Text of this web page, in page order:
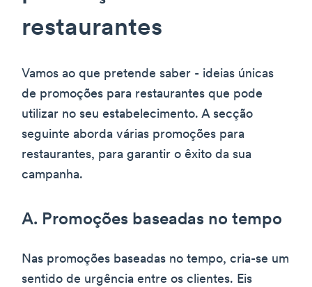
restaurantes
Vamos ao que pretende saber - ideias únicas
de promoções para restaurantes que pode
utilizar no seu estabelecimento. A secção
seguinte aborda várias promoções para
restaurantes, para garantir o êxito da sua
campanha.
A. Promoções baseadas no tempo
Nas promoções baseadas no tempo, cria-se um
sentido de urgência entre os clientes. Eis